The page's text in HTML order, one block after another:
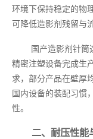
环境下保持稳定的物
可降低造影剂残留与
国产造影剂针筒
精密注塑设备完成生
求，部分产品在壁厚
国内设备的装配习惯
性。
二、耐压性能